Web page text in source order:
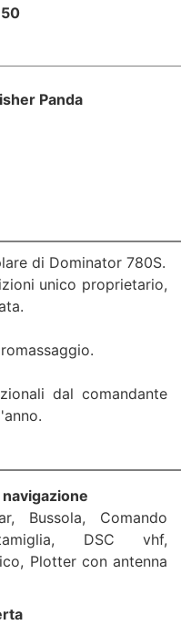
Panda
di Dominator 780S.
unico proprietario,
dal comandante
Bussola, Comando
DSC vhf,
Plotter con antenna